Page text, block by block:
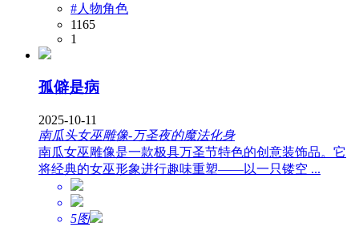
#人物角色
1165
1
孤僻是病
2025-10-11
南瓜头女巫雕像-万圣夜的魔法化身
南瓜女巫雕像是一款极具万圣节特色的创意装饰品。它
将经典的女巫形象进行趣味重塑——以一只镂空 ...
5图